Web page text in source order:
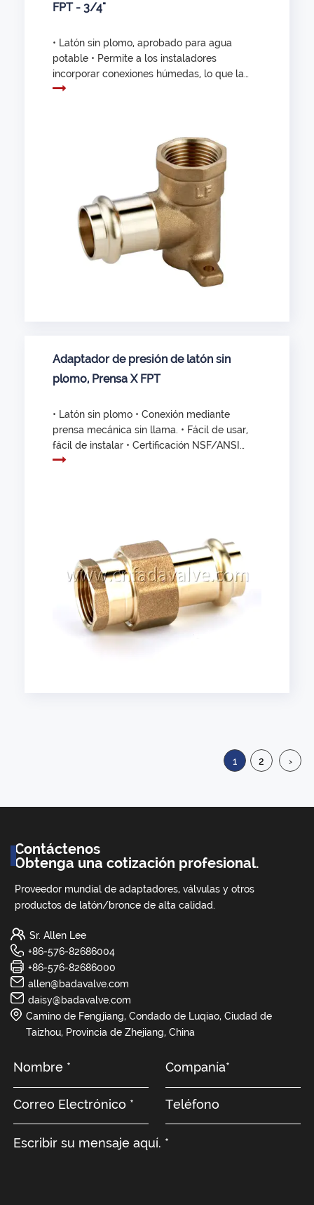
FPT - 3/4"
• Latón sin plomo, aprobado para agua
potable • Permite a los instaladores
incorporar conexiones húmedas, lo que la
convierte en la solución de mantenimiento
Adaptador de presión de latón sin
plomo, Prensa X FPT
• Latón sin plomo • Conexión mediante
prensa mecánica sin llama. • Fácil de usar,
fácil de instalar • Certificación NSF/ANSI
61 y NSF/ANSI 372 • Certificado UPC
1 2 ›
Contáctenos
Obtenga una cotización profesional.
Proveedor mundial de adaptadores, válvulas y otros
productos de latón/bronce de alta calidad.
Sr. Allen Lee
+86-576-82686004
+86-576-82686000
allen@badavalve.com
daisy@badavalve.com
Camino de Fengjiang, Condado de Luqiao, Ciudad de
Taizhou, Provincia de Zhejiang, China